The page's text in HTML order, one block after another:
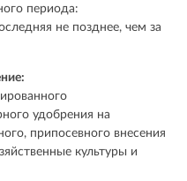
периода:
не позднее, чем за
удобрения на
припосевного внесения
культуры и